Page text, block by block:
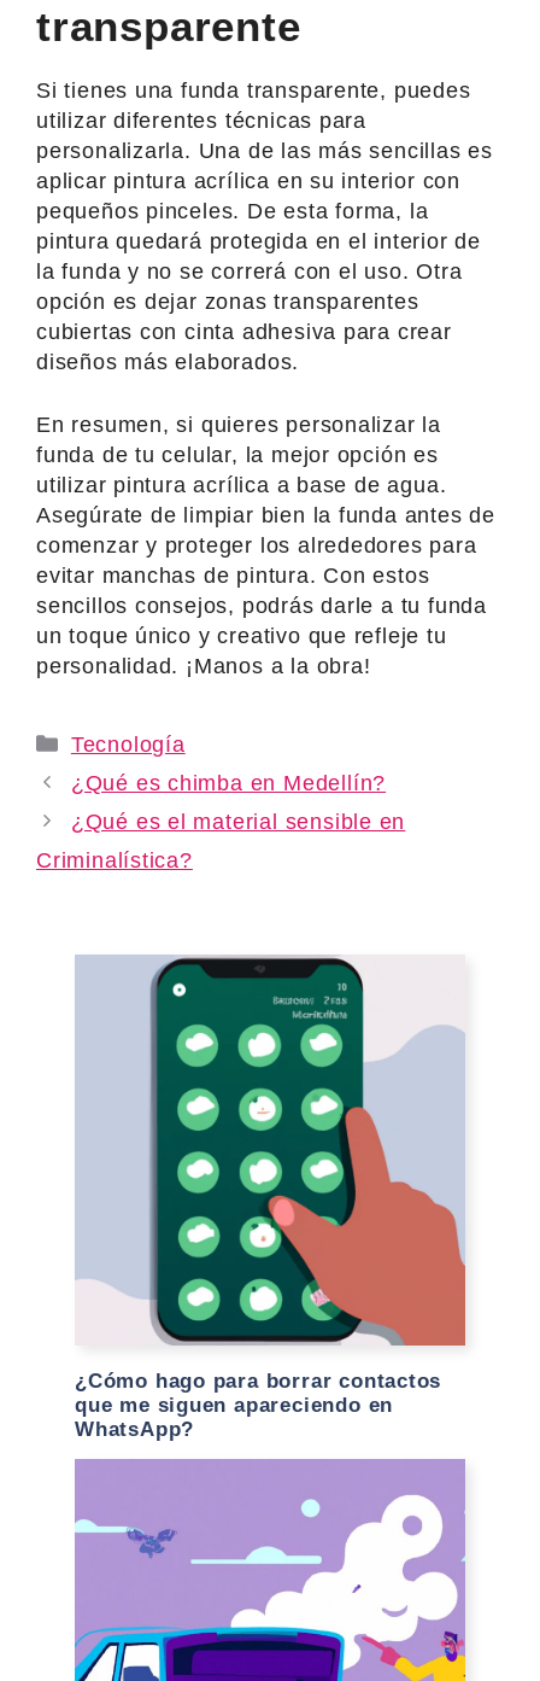
transparente
Si tienes una funda transparente, puedes
utilizar diferentes técnicas para
personalizarla. Una de las más sencillas es
aplicar pintura acrílica en su interior con
pequeños pinceles. De esta forma, la
pintura quedará protegida en el interior de
la funda y no se correrá con el uso. Otra
opción es dejar zonas transparentes
cubiertas con cinta adhesiva para crear
diseños más elaborados.
En resumen, si quieres personalizar la
funda de tu celular, la mejor opción es
utilizar pintura acrílica a base de agua.
Asegúrate de limpiar bien la funda antes de
comenzar y proteger los alrededores para
evitar manchas de pintura. Con estos
sencillos consejos, podrás darle a tu funda
un toque único y creativo que refleje tu
personalidad. ¡Manos a la obra!
Categories
Tecnología
¿Qué es chimba en Medellín?
¿Qué es el material sensible en
Criminalística?
¿Cómo hago para borrar contactos
que me siguen apareciendo en
WhatsApp?